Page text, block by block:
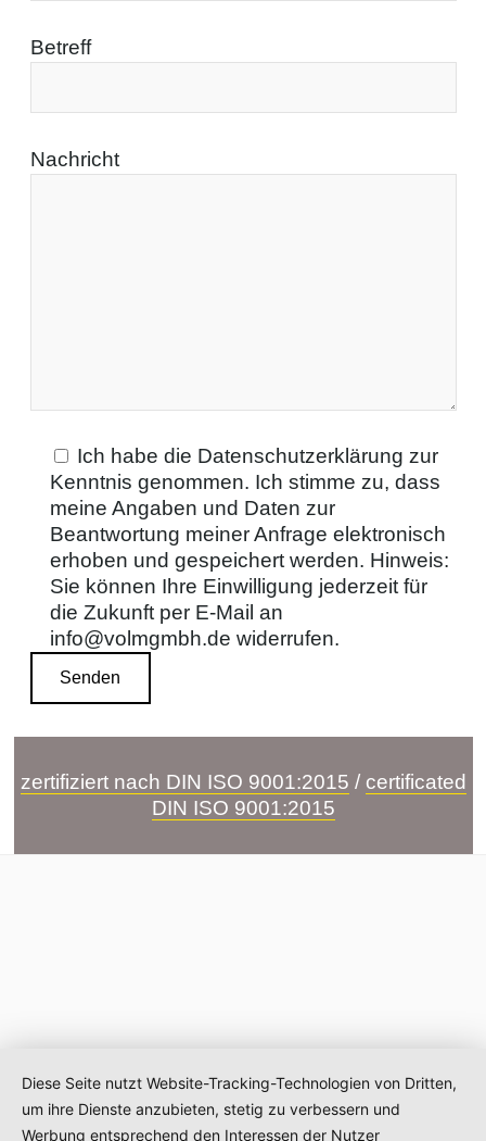
Betreff
Nachricht
Ich habe die Datenschutzerklärung zur
Kenntnis genommen. Ich stimme zu, dass
meine Angaben und Daten zur
Beantwortung meiner Anfrage elektronisch
erhoben und gespeichert werden. Hinweis:
Sie können Ihre Einwilligung jederzeit für
die Zukunft per E-Mail an
info@volmgmbh.de widerrufen.
zertifiziert nach DIN ISO 9001:2015 / certificated
DIN ISO 9001:2015
© 2026 Hans Volm GmbH
Impressum, AGB,Datenschutz,
Einstellungen
Diese Seite nutzt Website-Tracking-Technologien von Dritten,
um ihre Dienste anzubieten, stetig zu verbessern und
Werbung entsprechend den Interessen der Nutzer